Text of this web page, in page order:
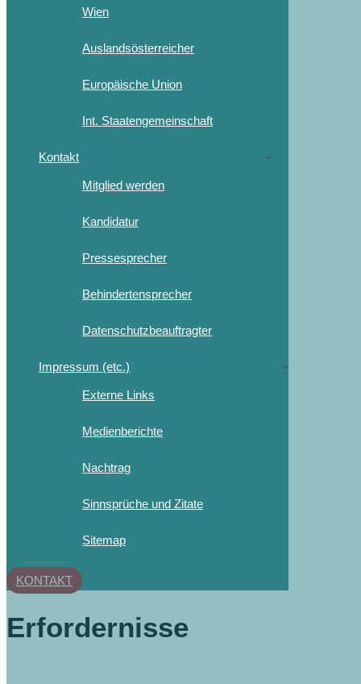
Wien
Auslandsösterreicher
Europäische Union
Int. Staatengemeinschaft
Kontakt
Mitglied werden
Kandidatur
Pressesprecher
Behindertensprecher
Datenschutzbeauftragter
Impressum (etc.)
Externe Links
Medienberichte
Nachtrag
Sinnsprüche und Zitate
Sitemap
KONTAKT
Erfordernisse